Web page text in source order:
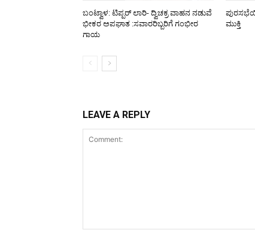
ಬಂಟ್ವಾಳ: ಟಿಪ್ಪರ್ ಲಾರಿ- ದ್ವಿಚಕ್ರ ವಾಹನ ನಡುವೆ
ಭೀಕರ ಅಪಘಾತ :ಸವಾರರಿಬ್ಬರಿಗೆ ಗಂಭೀರ
ಗಾಯ
ಮುಕ್ತಿ
LEAVE A REPLY